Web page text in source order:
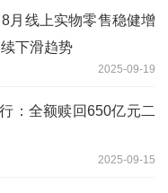
月线上实物零售稳健增
下滑趋势
2025-09-19
：全额赎回650亿元二
2025-09-15